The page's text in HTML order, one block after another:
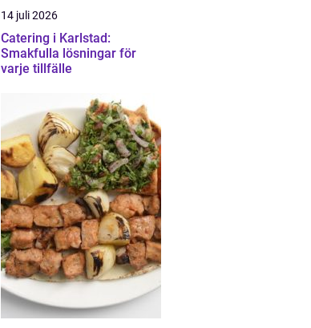
14 juli 2026
Catering i Karlstad:
Smakfulla lösningar för
varje tillfälle